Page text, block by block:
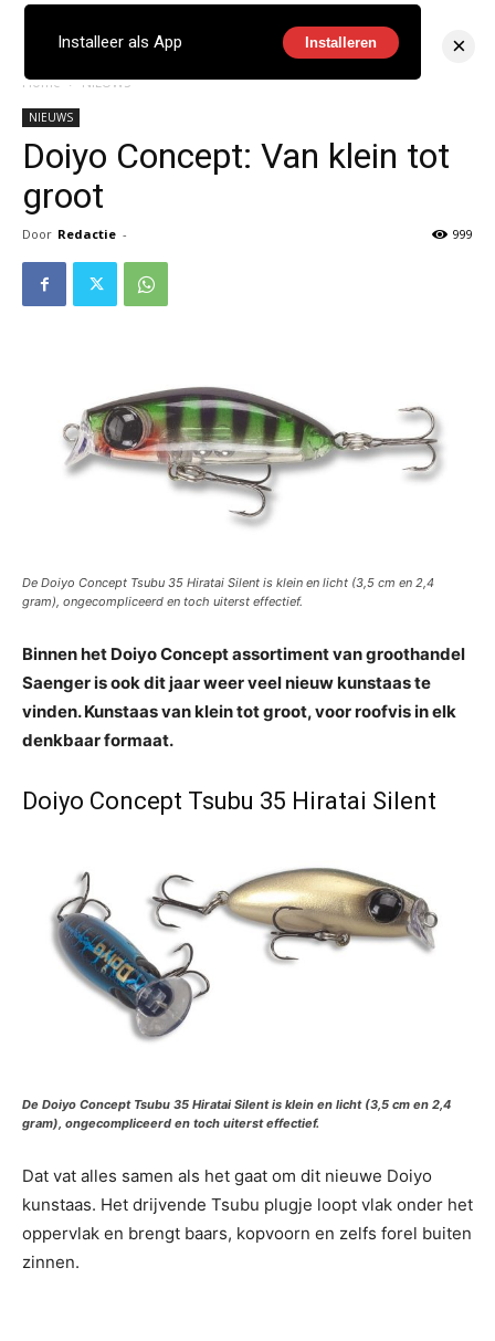
Home NIEUWS
NIEUWS
Doiyo Concept: Van klein tot
groot
Door Redactie - 999
De Doiyo Concept Tsubu 35 Hiratai Silent is klein en licht (3,5 cm en 2,4
gram), ongecompliceerd en toch uiterst effectief.
Binnen het Doiyo Concept assortiment van groothandel
Saenger is ook dit jaar weer veel nieuw kunstaas te
vinden. Kunstaas van klein tot groot, voor roofvis in elk
denkbaar formaat.
Doiyo Concept Tsubu 35 Hiratai Silent
De Doiyo Concept Tsubu 35 Hiratai Silent is klein en licht (3,5 cm en 2,4
gram), ongecompliceerd en toch uiterst effectief.
Dat vat alles samen als het gaat om dit nieuwe Doiyo
kunstaas. Het drijvende Tsubu plugje loopt vlak onder het
oppervlak en brengt baars, kopvoorn en zelfs forel buiten
zinnen.
Installeer als App Installeren ×